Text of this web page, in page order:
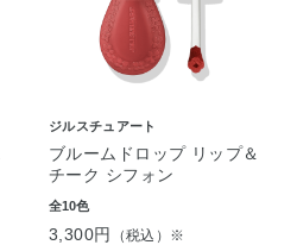
ジルスチュアート
ブルームドロップ リップ＆
チーク シフォン
全10色
3,300円 （税込）※